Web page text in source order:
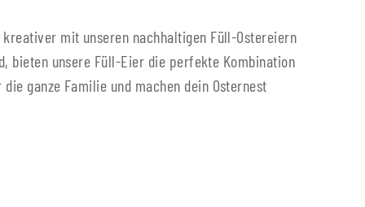
mit unseren nachhaltigen Füll-Ostereiern
bieten unsere Füll-Eier die perfekte Kombination
ganze Familie und machen dein Osternest